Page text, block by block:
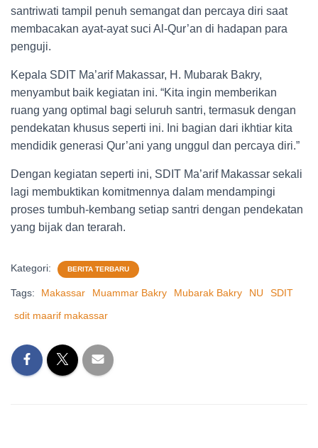
santriwati tampil penuh semangat dan percaya diri saat
membacakan ayat-ayat suci Al-Qur’an di hadapan para
penguji.
Kepala SDIT Ma’arif Makassar, H. Mubarak Bakry,
menyambut baik kegiatan ini. “Kita ingin memberikan
ruang yang optimal bagi seluruh santri, termasuk dengan
pendekatan khusus seperti ini. Ini bagian dari ikhtiar kita
mendidik generasi Qur’ani yang unggul dan percaya diri.”
Dengan kegiatan seperti ini, SDIT Ma’arif Makassar sekali
lagi membuktikan komitmennya dalam mendampingi
proses tumbuh-kembang setiap santri dengan pendekatan
yang bijak dan terarah.
Kategori: BERITA TERBARU
Tags: Makassar Muammar Bakry Mubarak Bakry NU
SDIT
sdit maarif makassar